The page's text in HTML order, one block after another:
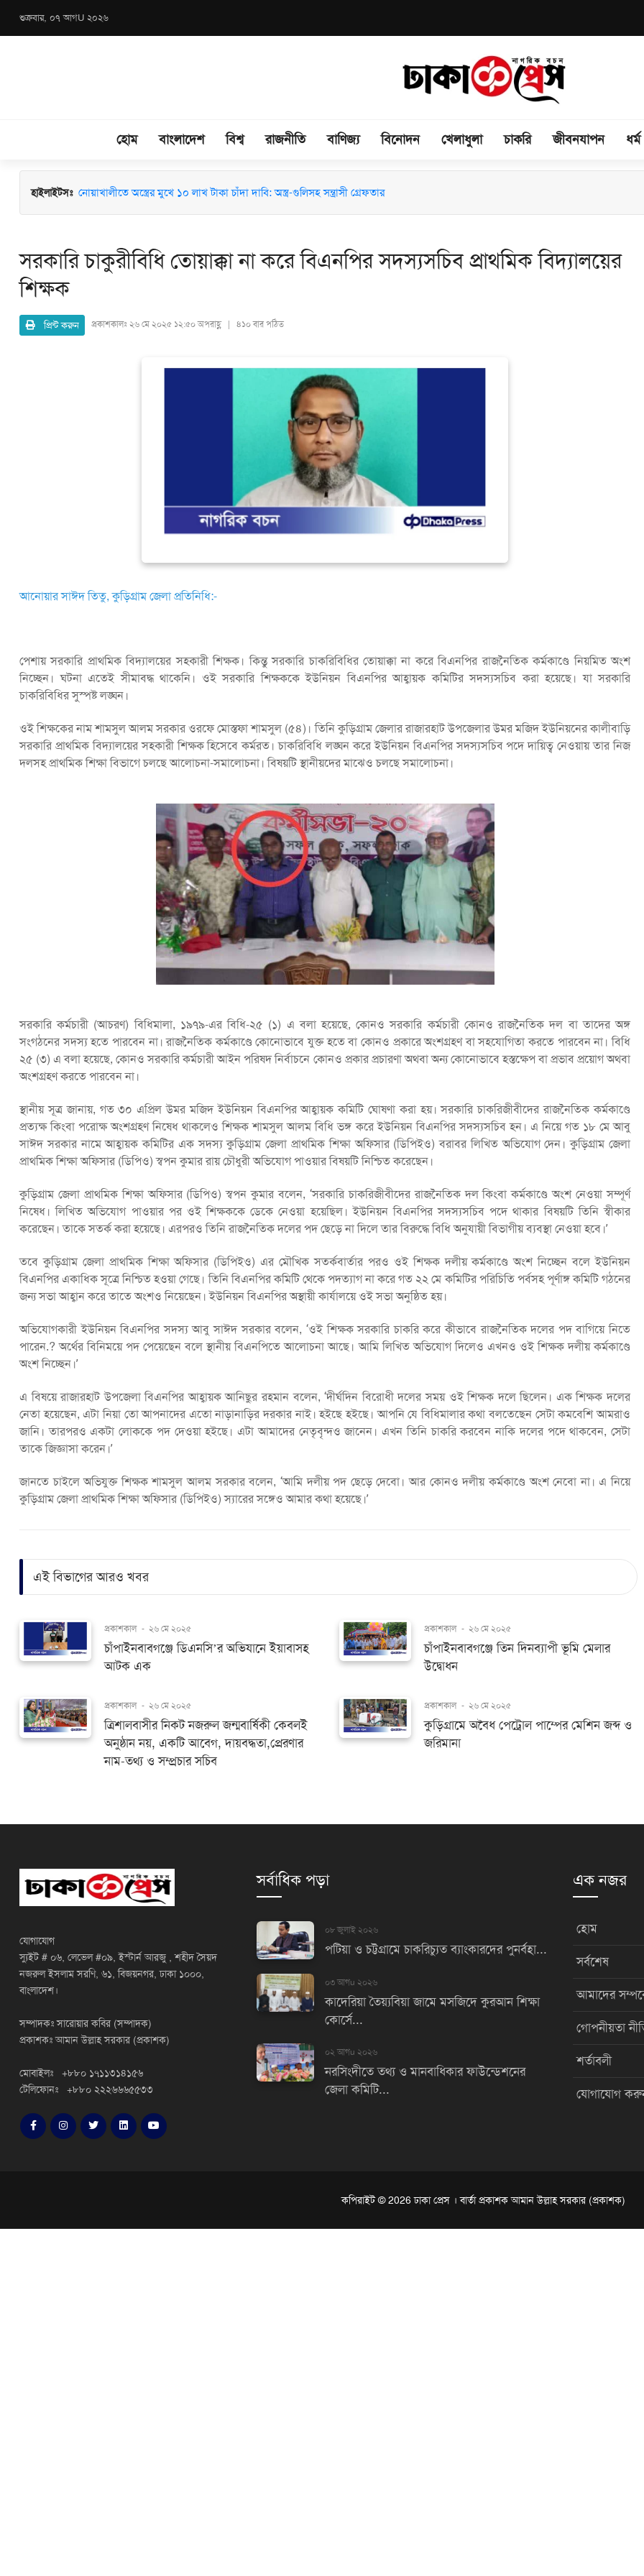
শুক্রবার, ০৭ আগU ২০২৬
হোম বাংলাদেশ বিশ্ব রাজনীতি বাণিজ্য বিনোদন খেলাধুলা চাকরি জীবনযাপন ধর্ম
হাইলাইটসঃ মাধবপুরে জশনে জুলুস ও ঈদে মিলাদুন্নবী (সা.) উদযাপনে মতবিনিময় সভা অনুষ্ঠিত
সরকারি চাকুরীবিধি তোয়াক্কা না করে বিএনপির সদস্যসচিব প্রাথমিক বিদ্যালয়ের
শিক্ষক
প্রিন্ট করুন প্রকাশকালঃ ২৬ মে ২০২৫ ১২:৫০ অপরাহ্ণ | ৪১০ বার পঠিত
আনোয়ার সাঈদ তিতু, কুড়িগ্রাম জেলা প্রতিনিধি:-
পেশায় সরকারি প্রাথমিক বিদ্যালয়ের সহকারী শিক্ষক। কিন্তু সরকারি চাকরিবিধির তোয়াক্কা না করে বিএনপির রাজনৈতিক কর্মকাণ্ডে নিয়মিত অংশ
নিচ্ছেন। ঘটনা এতেই সীমাবদ্ধ থাকেনি। ওই সরকারি শিক্ষককে ইউনিয়ন বিএনপির আহ্বায়ক কমিটির সদস্যসচিব করা হয়েছে। যা সরকারি
চাকরিবিধির সুস্পষ্ট লঙ্ঘন।
ওই শিক্ষকের নাম শামসুল আলম সরকার ওরফে মোস্তফা শামসুল (৫৪)। তিনি কুড়িগ্রাম জেলার রাজারহাট উপজেলার উমর মজিদ ইউনিয়নের কালীবাড়ি
সরকারি প্রাথমিক বিদ্যালয়ের সহকারী শিক্ষক হিসেবে কর্মরত। চাকরিবিধি লঙ্ঘন করে ইউনিয়ন বিএনপির সদস্যসচিব পদে দায়িত্ব নেওয়ায় তার নিজ
দলসহ প্রাথমিক শিক্ষা বিভাগে চলছে আলোচনা-সমালোচনা। বিষয়টি স্থানীয়দের মাঝেও চলছে সমালোচনা।
সরকারি কর্মচারী (আচরণ) বিধিমালা, ১৯৭৯-এর বিধি-২৫ (১) এ বলা হয়েছে, কোনও সরকারি কর্মচারী কোনও রাজনৈতিক দল বা তাদের অঙ্গ
সংগঠনের সদস্য হতে পারবেন না। রাজনৈতিক কর্মকাণ্ডে কোনোভাবে যুক্ত হতে বা কোনও প্রকারে অংশগ্রহণ বা সহযোগিতা করতে পারবেন না। বিধি
২৫ (৩) এ বলা হয়েছে, কোনও সরকারি কর্মচারী আইন পরিষদ নির্বাচনে কোনও প্রকার প্রচারণা অথবা অন্য কোনোভাবে হস্তক্ষেপ বা প্রভাব প্রয়োগ অথবা
অংশগ্রহণ করতে পারবেন না।
স্থানীয় সূত্র জানায়, গত ৩০ এপ্রিল উমর মজিদ ইউনিয়ন বিএনপির আহ্বায়ক কমিটি ঘোষণা করা হয়। সরকারি চাকরিজীবীদের রাজনৈতিক কর্মকাণ্ডে
প্রত্যক্ষ কিংবা পরোক্ষ অংশগ্রহণ নিষেধ থাকলেও শিক্ষক শামসুল আলম বিধি ভঙ্গ করে ইউনিয়ন বিএনপির সদস্যসচিব হন। এ নিয়ে গত ১৮ মে আবু
সাঈদ সরকার নামে আহ্বায়ক কমিটির এক সদস্য কুড়িগ্রাম জেলা প্রাথমিক শিক্ষা অফিসার (ডিপিইও) বরাবর লিখিত অভিযোগ দেন। কুড়িগ্রাম জেলা
প্রাথমিক শিক্ষা অফিসার (ডিপিও) স্বপন কুমার রায় চৌধুরী অভিযোগ পাওয়ার বিষয়টি নিশ্চিত করেছেন।
কুড়িগ্রাম জেলা প্রাথমিক শিক্ষা অফিসার (ডিপিও) স্বপন কুমার বলেন, ‘সরকারি চাকরিজীবীদের রাজনৈতিক দল কিংবা কর্মকাণ্ডে অংশ নেওয়া সম্পূর্ণ
নিষেধ। লিখিত অভিযোগ পাওয়ার পর ওই শিক্ষককে ডেকে নেওয়া হয়েছিল। ইউনিয়ন বিএনপির সদস্যসচিব পদে থাকার বিষয়টি তিনি স্বীকার
করেছেন। তাকে সতর্ক করা হয়েছে। এরপরও তিনি রাজনৈতিক দলের পদ ছেড়ে না দিলে তার বিরুদ্ধে বিধি অনুযায়ী বিভাগীয় ব্যবস্থা নেওয়া হবে।’
তবে কুড়িগ্রাম জেলা প্রাথমিক শিক্ষা অফিসার (ডিপিইও) এর মৌখিক সতর্কবার্তার পরও ওই শিক্ষক দলীয় কর্মকাণ্ডে অংশ নিচ্ছেন বলে ইউনিয়ন
বিএনপির একাধিক সূত্রে নিশ্চিত হওয়া গেছে। তিনি বিএনপির কমিটি থেকে পদত্যাগ না করে গত ২২ মে কমিটির পরিচিতি পর্বসহ পূর্ণাঙ্গ কমিটি গঠনের
জন্য সভা আহ্বান করে তাতে অংশও নিয়েছেন। ইউনিয়ন বিএনপির অস্থায়ী কার্যালয়ে ওই সভা অনুষ্ঠিত হয়।
অভিযোগকারী ইউনিয়ন বিএনপির সদস্য আবু সাঈদ সরকার বলেন, ‘ওই শিক্ষক সরকারি চাকরি করে কীভাবে রাজনৈতিক দলের পদ বাগিয়ে নিতে
পারেন.? অর্থের বিনিময়ে পদ পেয়েছেন বলে স্থানীয় বিএনপিতে আলোচনা আছে। আমি লিখিত অভিযোগ দিলেও এখনও ওই শিক্ষক দলীয় কর্মকাণ্ডে
অংশ নিচ্ছেন।’
এ বিষয়ে রাজারহাট উপজেলা বিএনপির আহ্বায়ক আনিছুর রহমান বলেন, ‘দীর্ঘদিন বিরোধী দলের সময় ওই শিক্ষক দলে ছিলেন। এক শিক্ষক দলের
নেতা হয়েছেন, এটা নিয়া তো আপনাদের এতো নাড়ানাড়ির দরকার নাই। হইছে হইছে। আপনি যে বিধিমালার কথা বলতেছেন সেটা কমবেশি আমরাও
জানি। তারপরও একটা লোককে পদ দেওয়া হইছে। এটা আমাদের নেতৃবৃন্দও জানেন। এখন তিনি চাকরি করবেন নাকি দলের পদে থাকবেন, সেটা
তাকে জিজ্ঞাসা করেন।’
জানতে চাইলে অভিযুক্ত শিক্ষক শামসুল আলম সরকার বলেন, ‘আমি দলীয় পদ ছেড়ে দেবো। আর কোনও দলীয় কর্মকাণ্ডে অংশ নেবো না। এ নিয়ে
কুড়িগ্রাম জেলা প্রাথমিক শিক্ষা অফিসার (ডিপিইও) স্যারের সঙ্গেও আমার কথা হয়েছে।’
এই বিভাগের আরও খবর
প্রকাশকাল - ২৬ মে ২০২৫
চাঁপাইনবাবগঞ্জে ডিএনসি’র অভিযানে ইয়াবাসহ
আটক এক
প্রকাশকাল - ২৬ মে ২০২৫
চাঁপাইনবাবগঞ্জে তিন দিনব্যাপী ভূমি মেলার
উদ্বোধন
প্রকাশকাল - ২৬ মে ২০২৫
ত্রিশালবাসীর নিকট নজরুল জন্মবার্ষিকী কেবলই
অনুষ্ঠান নয়, একটি আবেগ, দায়বদ্ধতা,প্রেরণার
নাম-তথ্য ও সম্প্রচার সচিব
প্রকাশকাল - ২৬ মে ২০২৫
কুড়িগ্রামে অবৈধ পেট্রোল পাম্পের মেশিন জব্দ ও
জরিমানা
যোগাযোগ
স্যুইট # ০৬, লেভেল #০৯, ইস্টার্ন আরজু , শহীদ সৈয়দ
নজরুল ইসলাম সরণি, ৬১, বিজয়নগর, ঢাকা ১০০০,
বাংলাদেশ।
সম্পাদকঃ সারোয়ার কবির (সম্পাদক)
প্রকাশকঃ আমান উল্লাহ সরকার (প্রকাশক)
মোবাইলঃ +৮৮০ ১৭১১৩১৪১৫৬
টেলিফোনঃ +৮৮০ ২২২৬৬৬৫৫৩৩
সর্বাধিক পড়া
০৮ জুলাই ২০২৬
পটিয়া ও চট্টগ্রামে চাকরিচ্যুত ব্যাংকারদের পুনর্বহা...
০৩ আগu ২০২৬
কাদেরিয়া তৈয়্যবিয়া জামে মসজিদে কুরআন শিক্ষা
কোর্সে...
০২ আগu ২০২৬
নরসিংদীতে তথ্য ও মানবাধিকার ফাউন্ডেশনের
জেলা কমিটি...
এক নজর
হোম
সর্বশেষ
আমাদের
গোপনীয়তা
শর্তাবলী
যোগাযোগ
কপিরাইট © 2026 ঢাকা প্রেস । বার্তা প্রকাশক আমান উল্লাহ সরকার (প্রকাশক)